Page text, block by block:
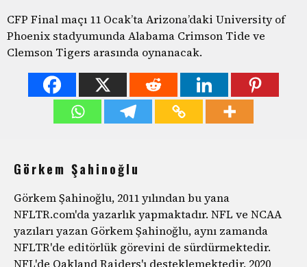
CFP Final maçı 11 Ocak’ta Arizona’daki University of
Phoenix stadyumunda Alabama Crimson Tide ve
Clemson Tigers arasında oynanacak.
Görkem Şahinoğlu
Görkem Şahinoğlu, 2011 yılından bu yana
NFLTR.com'da yazarlık yapmaktadır. NFL ve NCAA
yazıları yazan Görkem Şahinoğlu, aynı zamanda
NFLTR'de editörlük görevini de sürdürmektedir.
NFL'de Oakland Raiders'ı desteklemektedir. 2020